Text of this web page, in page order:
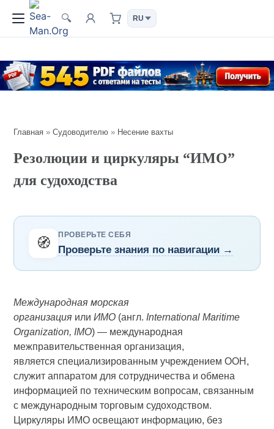
🔍
Главная »Судоводителю » Несение вахты
Резолюции и циркуляры “ИМО”
для судоходства
🧭 ПРОВЕРЬТЕ СЕБЯ
Проверьте знания по навигации →
Международная морская
организация илиИМО (англ. International Maritime
Organization, IMO) — международная
межправительственная организация,
является специализированным учреждением ООН,
служит аппаратом для сотрудничества и обмена
информацией по техническим вопросам, связанным
с международным торговым судоходством.
Циркуляры ИМО освещают информацию, без